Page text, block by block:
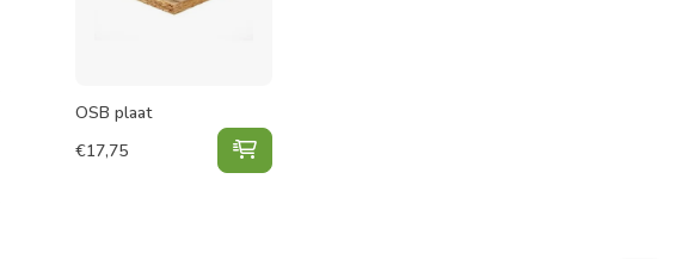
OSB plaat
€17,75 OSB plaat toevoegen aan winkelwagen